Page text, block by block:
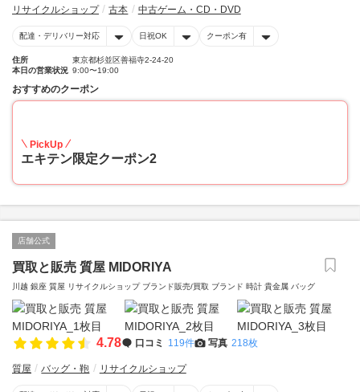
リサイクルショップ 古本 中古ゲーム・CD・DVD
配達・デリバリー対応 日祝OK クーポン有
住所
東京都杉並区善福寺2-24-20
本日の営業状況 9:00〜19:00
おすすめのクーポン
PickUp
エキテン限定クーポン2
店舗公式
買取と販売 質屋 MIDORIYA
川越 銀座 質屋 リサイクルショップ ブランド販売/買取 ブランド 時計 貴金属 バッグ
4.78 口コミ 119件 写真 218枚
質屋 バッグ・鞄 リサイクルショップ